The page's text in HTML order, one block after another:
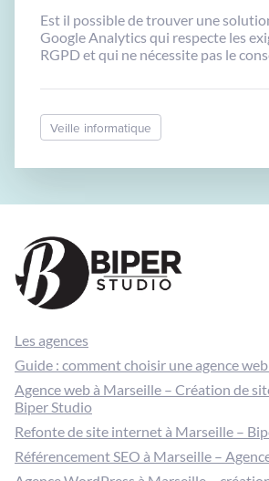
Est il possible de trouver une
Google Analytics qui respecte les
RGPD et qui ne nécessite pas le
Veille informatique
Les agences
Guide : comment choisir une agence
Agence web à Marseille – Création de
Biper Studio
Refonte de site internet à Marseille –
Référencement SEO à Marseille –